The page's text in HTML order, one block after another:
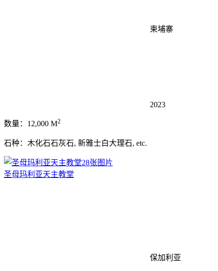
柬埔寨
2023
数量：12,000 M2
石种：木化石石灰石, 新雅士白大理石, etc.
28张图片
圣母玛利亚天主教堂
保加利亚